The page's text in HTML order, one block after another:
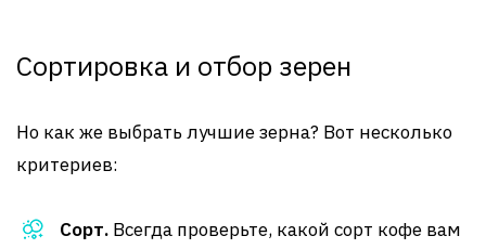
Сортировка и отбор зерен
Но как же выбрать лучшие зерна? Вот несколько
критериев:
Сорт. Всегда проверьте, какой сорт кофе вам